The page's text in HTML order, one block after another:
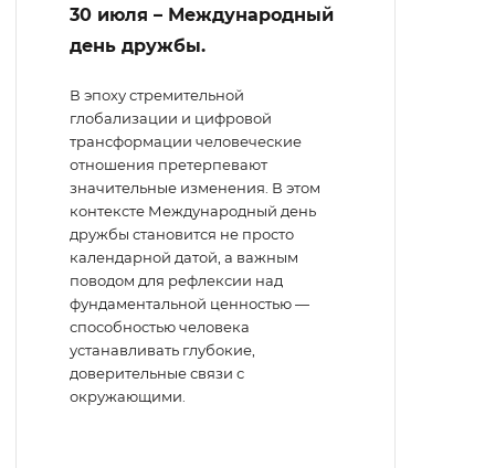
30 июля – Международный
день дружбы.
В эпоху стремительной
глобализации и цифровой
трансформации человеческие
отношения претерпевают
значительные изменения. В этом
контексте Международный день
дружбы становится не просто
календарной датой, а важным
поводом для рефлексии над
фундаментальной ценностью —
способностью человека
устанавливать глубокие,
доверительные связи с
окружающими.